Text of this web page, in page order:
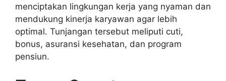
menciptakan lingkungan kerja yang nyaman dan
mendukung kinerja karyawan agar lebih
optimal. Tunjangan tersebut meliputi cuti,
bonus, asuransi kesehatan, dan program
pensiun.